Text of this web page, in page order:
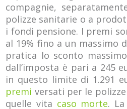
compagnie,
polizze sanitarie o a
i fondi pensione. I premi
al 19% fino a un massimo
pratica lo sconto
dall’imposta è pari a 245
in questo limite di 1.291
premi versati per le
quelle vita caso morte.